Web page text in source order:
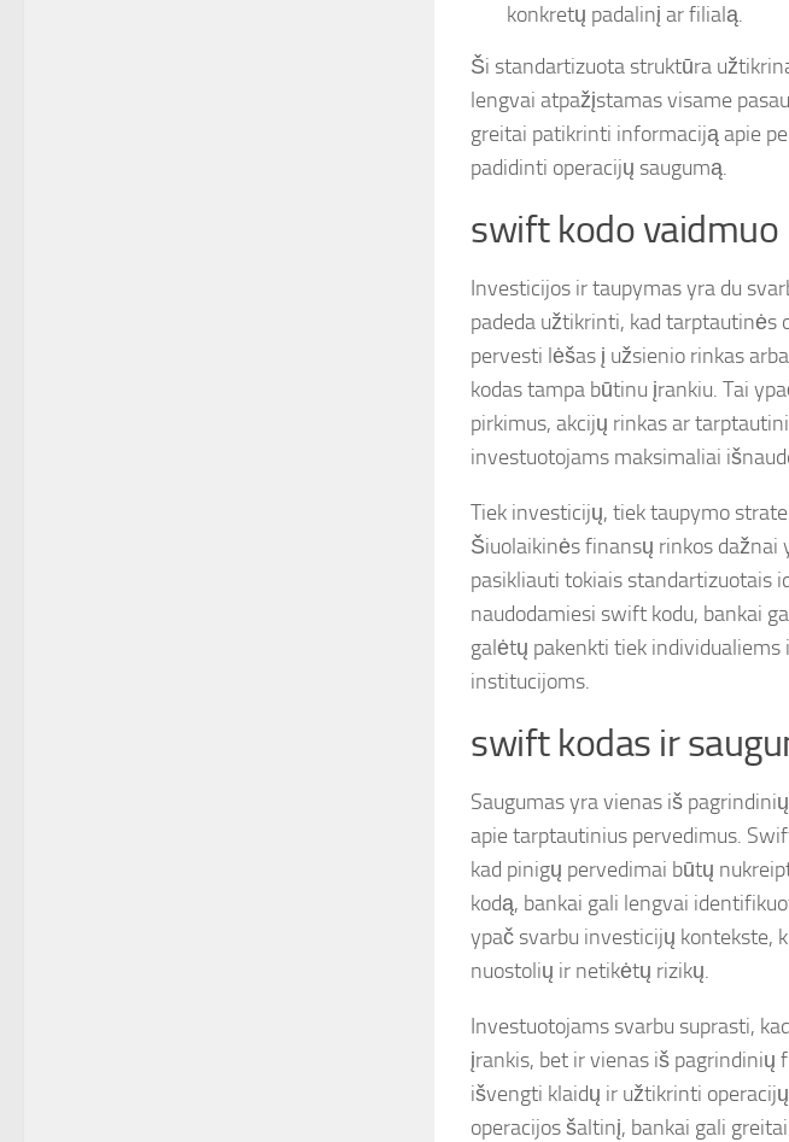
konkretų padalinį ar filialą.
Ši standartizuota struktūra
lengvai atpažįstamas visame
greitai patikrinti informaciją apie
padidinti operacijų saugumą.
swift kodo
Investicijos ir taupymas yra du
padeda užtikrinti, kad tarptautinės
pervesti lėšas į užsienio rinkas
kodas tampa būtinu įrankiu. Tai
pirkimus, akcijų rinkas ar
investuotojams maksimaliai
Tiek investicijų, tiek taupymo
Šiuolaikinės finansų rinkos
pasikliauti tokiais standartizuotais
naudodamiesi swift kodu, bankai
galėtų pakenkti tiek
institucijoms.
swift kodas ir
Saugumas yra vienas iš
apie tarptautinius pervedimus.
kad pinigų pervedimai būtų
kodą, bankai gali lengvai
ypač svarbu investicijų kontekste,
nuostolių ir netikėtų rizikų.
Investuotojams svarbu suprasti,
įrankis, bet ir vienas iš
išvengti klaidų ir užtikrinti
operacijos šaltinį, bankai gali